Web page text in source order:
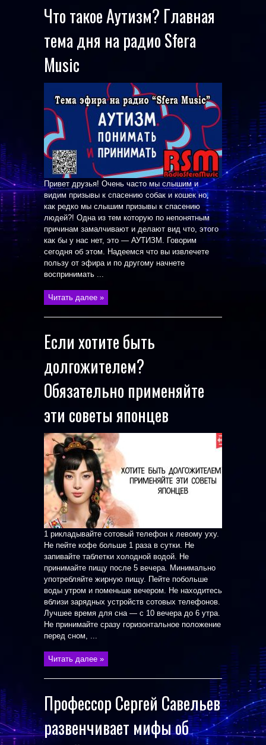
Что такое Аутизм? Главная
тема дня на радио Sfera
Music
Привет друзья! Очень часто мы слышим и
видим призывы к спасению собак и кошек но,
как редко мы слышим призывы к спасению
людей?! Одна из тем которую по непонятным
причинам замалчивают и делают вид что, этого
как бы у нас нет, это — АУТИЗМ. Говорим
сегодня об этом. Надеемся что вы извлечете
пользу от эфира и по другому начнете
воспринимать ...
Читать далее »
Если хотите быть
долгожителем?
Обязательно применяйте
эти советы японцев
1 рикладывайте сотовый телефон к левому уху.
Не пейте кофе больше 1 раза в сутки. Не
запивайте таблетки холодной водой. Не
принимайте пищу после 5 вечера. Минимально
употребляйте жирную пищу. Пейте побольше
воды утром и поменьше вечером. Не находитесь
вблизи зарядных устройств сотовых телефонов.
Лучшее время для сна — с 10 вечера до 6 утра.
Не принимайте сразу горизонтальное положение
перед сном, ...
Читать далее »
Профессор Сергей Савельев
развенчивает мифы об